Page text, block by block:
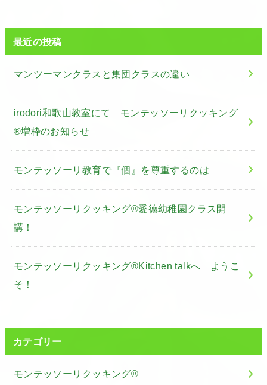
最近の投稿
マンツーマンクラスと集団クラスの違い
irodori和歌山教室にて モンテッソーリクッキング
®増枠のお知らせ
モンテッソーリ教育で『個』を尊重するのは
モンテッソーリクッキング®愛徳幼稚園クラス開
講！
モンテッソーリクッキング®Kitchen talkへ ようこ
そ！
カテゴリー
モンテッソーリクッキング®